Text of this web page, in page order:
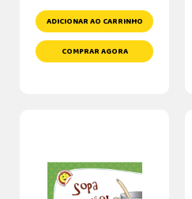
ADICIONAR AO CARRINHO
COMPRAR AGORA